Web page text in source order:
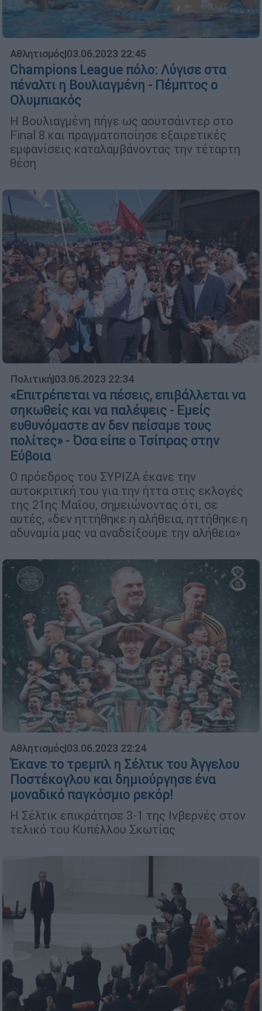
Αθλητισμός|03.06.2023 22:45
Champions League πόλο: Λύγισε στα
πέναλτι η Βουλιαγμένη - Πέμπτος ο
Ολυμπιακός
Η Βουλιαγμένη πήγε ως αουτσάιντερ στο
Final 8 και πραγματοποίησε εξαιρετικές
εμφανίσεις καταλαμβάνοντας την τέταρτη
θέση
Πολιτική|03.06.2023 22:34
«Επιτρέπεται να πέσεις, επιβάλλεται να
σηκωθείς και να παλέψεις - Εμείς
ευθυνόμαστε αν δεν πείσαμε τους
πολίτες» - Όσα είπε ο Τσίπρας στην
Εύβοια
Ο πρόεδρος του ΣΥΡΙΖΑ έκανε την
αυτοκριτική του για την ήττα στις εκλογές
της 21ης Μαΐου, σημειώνοντας ότι, σε
αυτές, «δεν ηττήθηκε η αλήθεια, ηττήθηκε η
αδυναμία μας να αναδείξουμε την αλήθεια»
Αθλητισμός|03.06.2023 22:24
Έκανε το τρεμπλ η Σέλτικ του Άγγελου
Ποστέκογλου και δημιούργησε ένα
μοναδικό παγκόσμιο ρεκόρ!
Η Σέλτικ επικράτησε 3-1 της Ινβερνές στον
τελικό του Κυπέλλου Σκωτίας